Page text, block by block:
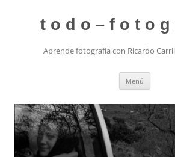
t o d o – f o t o g
Aprende fotografía con Ricardo
Menú